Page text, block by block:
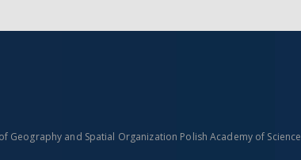
Geography and Spatial Organization Polish Academy of Science